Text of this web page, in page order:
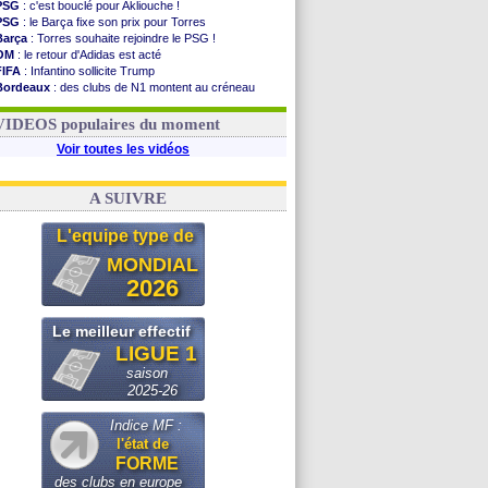
: c'est bouclé pour Akliouche !
: le Barça fixe son prix pour Torres
: Torres souhaite rejoindre le PSG !
: le retour d'Adidas est acté
: Infantino sollicite Trump
: des clubs de N1 montent au créneau
: le démenti de Leipzig pour Diomandé
populaires du moment
Voir toutes les vidéos
A SUIVRE
L'equipe type de
MONDIAL
2026
Le meilleur effectif
LIGUE 1
saison
2025-26
Indice MF :
l'état de
FORME
des clubs en europe